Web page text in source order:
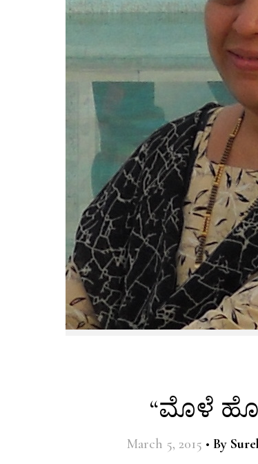
“ಮೊಳೆ
March 5, 2015 • By